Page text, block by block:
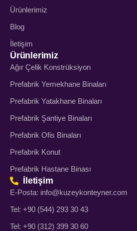
Ürünlerimiz
Blog
İletişim
Ürünlerimiz
Ağır Çelik Konstrüksiyon
Prefabrik Yemekhane Binaları
Prefabrik Yatakhane Binaları
Prefabrik Şantiye Binaları
Prefabrik Ofis Binaları
Prefabrik Konut
Prefabrik Hastane Binası
İletişim
E-Posta: info@kuzeykonteyner.com
Tel: +90 (544) 293 30 43
Tel: +90 (312) 399 30 60